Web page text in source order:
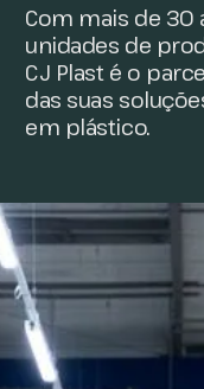
Com mais de 30
unidades de
CJ Plast é o
das suas
em plástico.